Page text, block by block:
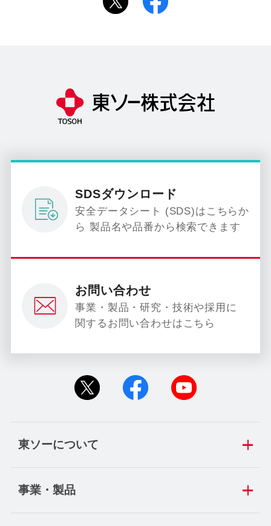
SDSダウンロード
安全データシート (SDS)はこちらか
ら 製品名や品番から検索できます
お問い合わせ
事業・製品・研究・技術や採用に
関するお問い合わせはこちら
東ソーについて
事業・製品